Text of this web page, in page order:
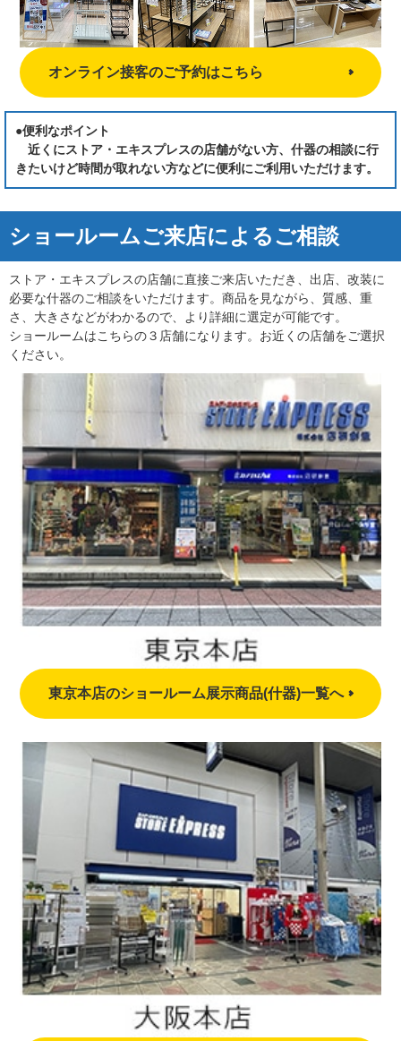
オンライン接客のご予約はこちら
●便利なポイント
近くにストア・エキスプレスの店舗がない方、什器の相談に行
きたいけど時間が取れない方などに便利にご利用いただけます。
ショールームご来店によるご相談
ストア・エキスプレスの店舗に直接ご来店いただき、出店、改装に
必要な什器のご相談をいただけます。商品を見ながら、質感、重
さ、大きさなどがわかるので、より詳細に選定が可能です。
ショールームはこちらの３店舗になります。お近くの店舗をご選択
ください。
東京本店のショールーム展示商品(什器)一覧へ